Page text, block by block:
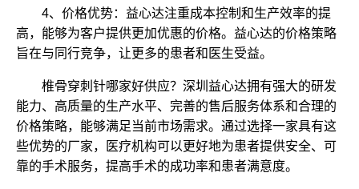
4、价格优势：益心达注重成本控制和生产效率的提
高，能够为客户提供更加优惠的价格。益心达的价格策略
旨在与同行竞争，让更多的患者和医生受益。
椎骨穿刺针哪家好供应？深圳益心达拥有强大的研发
能力、高质量的生产水平、完善的售后服务体系和合理的
价格策略，能够满足当前市场需求。通过选择一家具有这
些优势的厂家，医疗机构可以更好地为患者提供安全、可
靠的手术服务，提高手术的成功率和患者满意度。‍